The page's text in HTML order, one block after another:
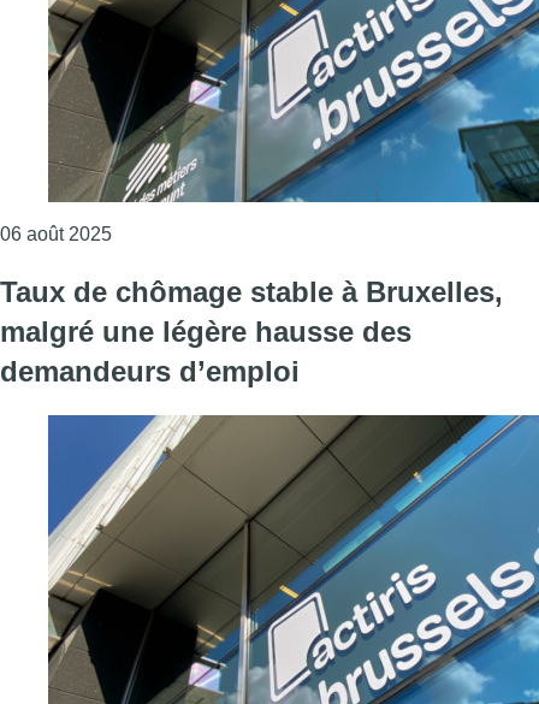
06 août 2025Consulter l'article "Légère hausse du chômage à
Taux de chômage stable à Bruxelles,
malgré une légère hausse des
demandeurs d’emploi